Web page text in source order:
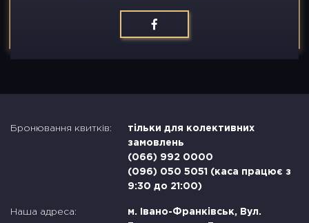
Бронювання квитків:
тільки для колективних
замовлень
(066) 992 0000
(096) 050 5051 (каса працює з
9:30 до 21:00)
Наша адреса:
м. Івано-Франківськ, Вул.